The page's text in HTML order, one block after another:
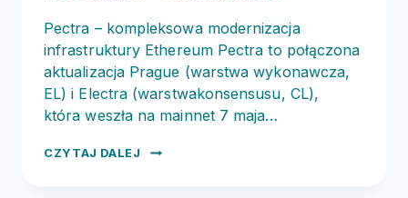
Pectra – kompleksowa modernizacja
infrastruktury Ethereum Pectra to połączona
aktualizacja Prague (warstwa wykonawcza,
EL) i Electra (warstwakonsensusu, CL),
która weszła na mainnet 7 maja…
CZYTAJ DALEJ
ETHEREUM